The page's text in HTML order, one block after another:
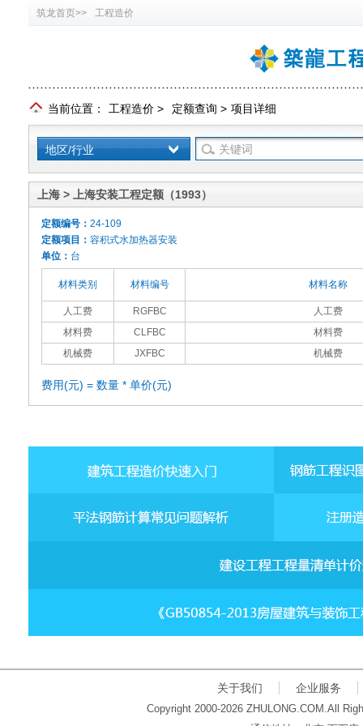
筑龙首页>> 工程造价
当前位置： 工程造价 > 定额查询 > 项目详细
地区/行业
上海 > 上海安装工程定额（1993）
定额编号： 24-109
定额项目： 容积式水加热器安装
单位： 台
材料类别 材料编号 材料名称
人工费 RGFBC
人工费
材料费
CLFBC
材料费
机械费
JXFBC 机械费
费用(元) = 数量 * 单价(元)
关于我们 企业服务
Copyright 2000-2026 ZHULONG.COM.All